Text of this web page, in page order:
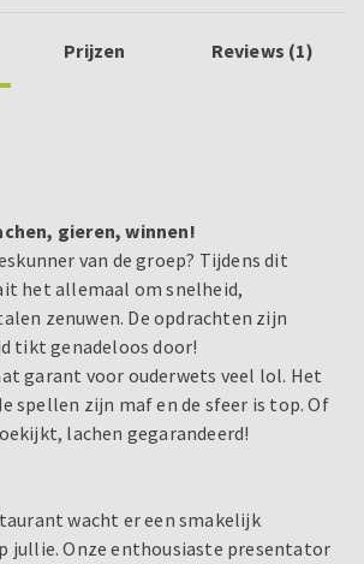
Prijzen Reviews (1)
gieren, winnen!
van de groep? Tijdens dit
het allemaal om snelheid,
zenuwen. De opdrachten zijn
tikt genadeloos door!
garant voor ouderwets veel lol. Het
spellen zijn maf en de sfeer is top. Of
lachen gegarandeerd!
wacht er een smakelijk
jullie. Onze enthousiaste presentator